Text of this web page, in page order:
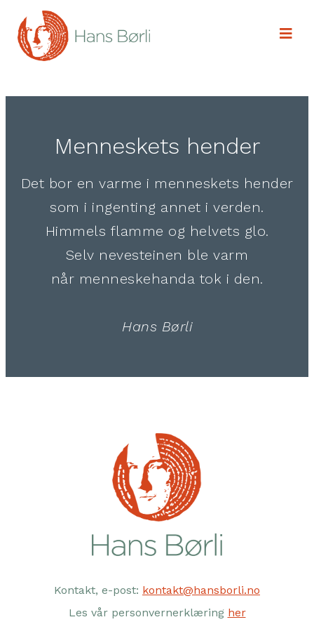
Menneskets hender
Det bor en varme i menneskets hender
som i ingenting annet i verden.
Himmels flamme og helvets glo.
Selv nevesteinen ble varm
når menneskehanda tok i den.
Hans Børli
Kontakt, e-post: kontakt@hansborli.no
Les vår personvernerklæring her